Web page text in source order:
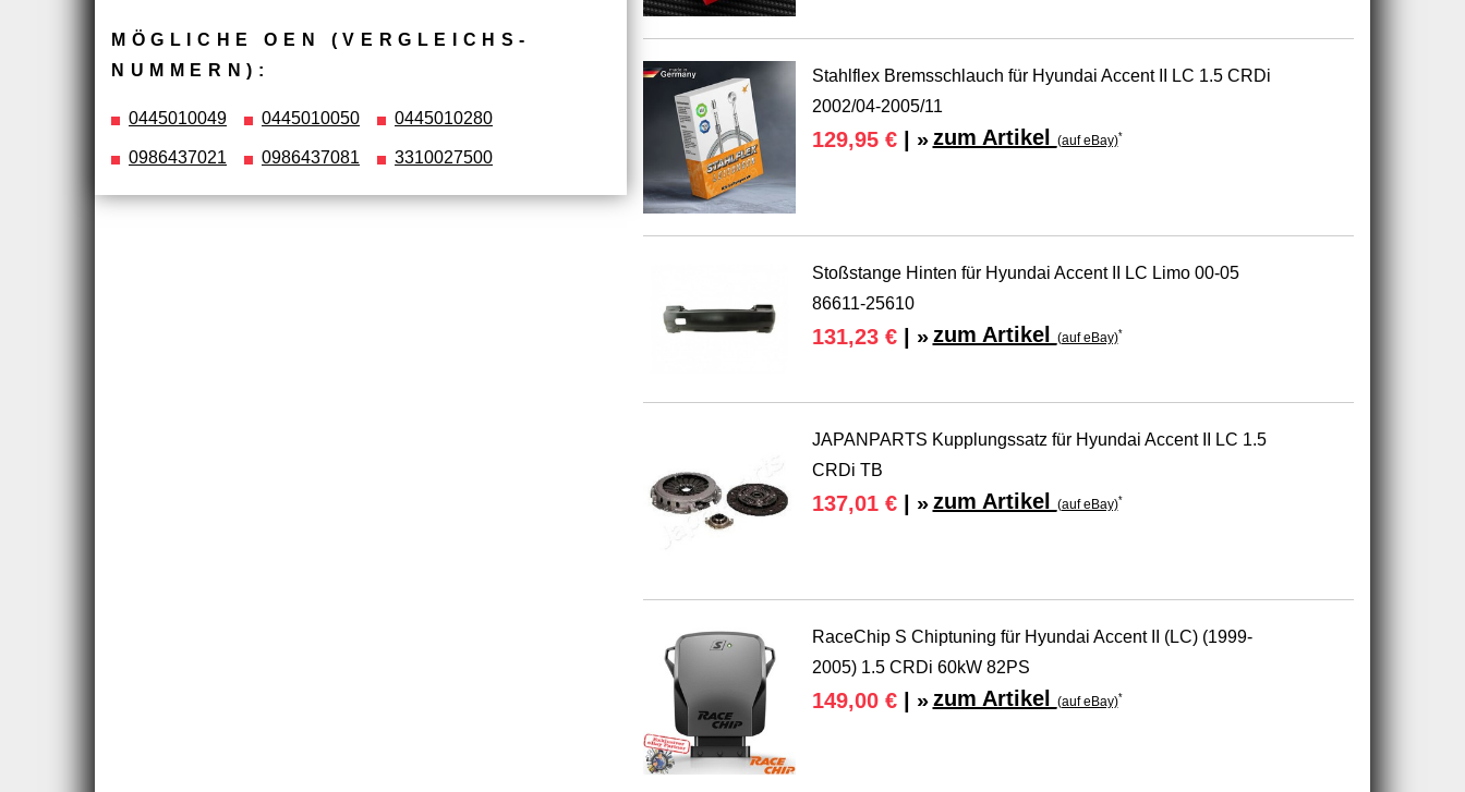
MÖGLICHE OEN (VERGLEICHS­
NUMMERN):
0445010049 0445010050 0445010280
0986437021 0986437081 3310027500
Stahlflex Bremsschlauch für Hyundai Accent II LC 1.5 CRDi
2002/04-2005/11
129,95 €| » zum Artikel (auf eBay)*
Stoßstange Hinten für Hyundai Accent II LC Limo 00-05
86611-25610
131,23 €| » zum Artikel (auf eBay)*
JAPANPARTS Kupplungssatz für Hyundai Accent II LC 1.5
CRDi TB
137,01 €| » zum Artikel (auf eBay)*
RaceChip S Chiptuning für Hyundai Accent II (LC) (1999-
2005) 1.5 CRDi 60kW 82PS
149,00 €| » zum Artikel (auf eBay)*